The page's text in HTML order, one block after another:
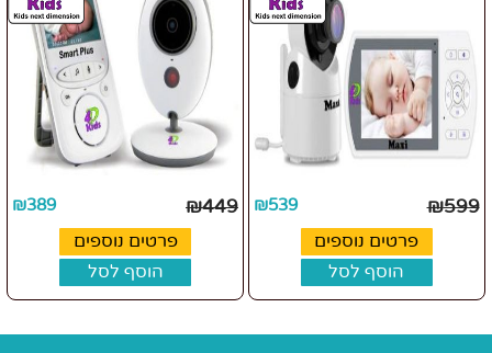
₪599
₪539
פרטים נוספים
הוסף לסל
₪449
₪389
פרטים נוספים
הוסף לסל